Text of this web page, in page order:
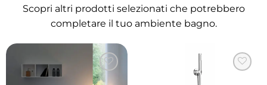
gusto minimale. Il design equilibrato
valorizza la ceramica creando una soluzione
Misure
Scopri altri prodotti selezionati che potrebbero
completare il tuo ambiente bagno.